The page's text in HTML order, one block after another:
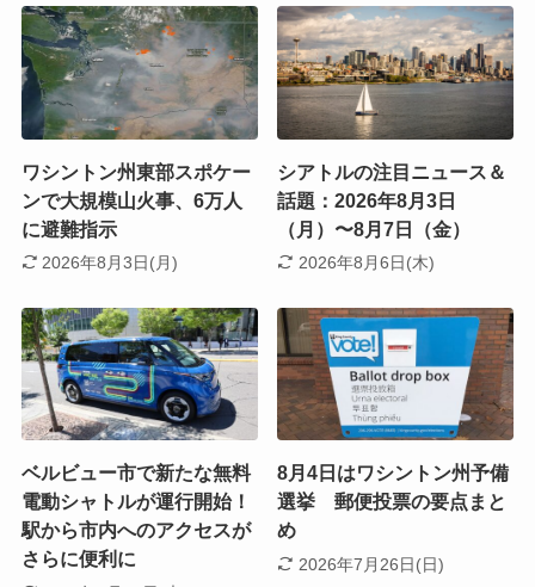
ワシントン州東部スポケー
ンで大規模山火事、6万人
に避難指示
2026年8月3日(月)
シアトルの注目ニュース＆
話題：2026年8月3日
（月）〜8月7日（金）
2026年8月6日(木)
ベルビュー市で新たな無料
電動シャトルが運行開始！
駅から市内へのアクセスが
さらに便利に
8月4日はワシントン州予備
選挙 郵便投票の要点まと
め
2026年7月26日(日)